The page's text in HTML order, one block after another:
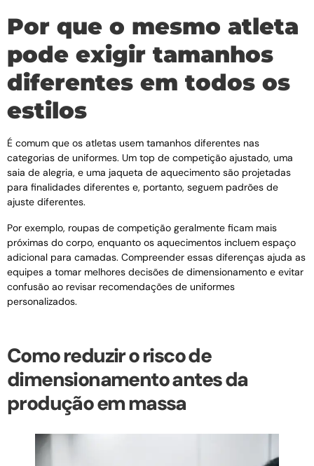
Por que o mesmo atleta
pode exigir tamanhos
diferentes em todos os
estilos
É comum que os atletas usem tamanhos diferentes nas
categorias de uniformes. Um top de competição ajustado, uma
saia de alegria, e uma jaqueta de aquecimento são projetadas
para finalidades diferentes e, portanto, seguem padrões de
ajuste diferentes.
Por exemplo, roupas de competição geralmente ficam mais
próximas do corpo, enquanto os aquecimentos incluem espaço
adicional para camadas. Compreender essas diferenças ajuda as
equipes a tomar melhores decisões de dimensionamento e evitar
confusão ao revisar recomendações de uniformes
personalizados.
Como reduzir o risco de
dimensionamento antes da
produção em massa